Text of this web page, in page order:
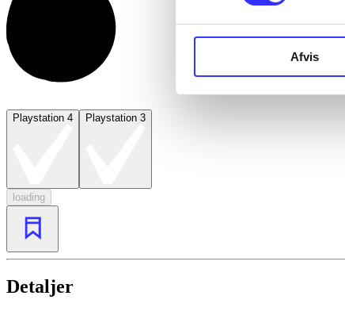
Afvis
Playstation 4 Playstation 3
loading
Detaljer